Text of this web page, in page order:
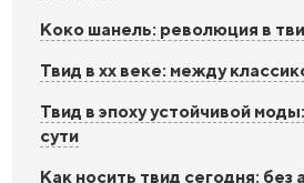
Коко шанель: революция в
Твид в xx веке: между
Твид в эпоху устойчивой
сути
Как носить твид сегодня: без